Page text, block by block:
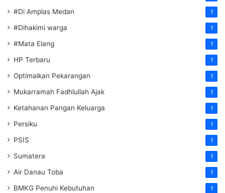
#Di Amplas Medan 1
#Dihakimi warga 1
#Mata Elang 1
HP Terbaru 1
Optimalkan Pekarangan 1
Mukarramah Fadhlullah Ajak 1
Ketahanan Pangan Keluarga 1
Persiku 1
PSIS 1
Sumatera 1
Air Danau Toba 1
BMKG Penuhi Kebutuhan 1